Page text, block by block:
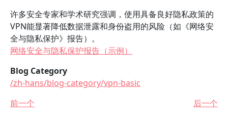
许多安全专家和学术研究强调，使用具备良好隐私政策的
VPN能显著降低数据泄露和身份盗用的风险（如《网络安
全与隐私保护》报告）。
网络安全与隐私保护报告（示例）
Blog Category
/zh-hans/blog-category/vpn-basic
前一个
后一个